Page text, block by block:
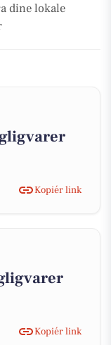
dine lokale
Kopiér link
Kopiér link